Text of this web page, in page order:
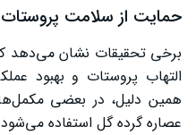
حمایت از سلامت پروستات
برخی تحقیقات نشان
التهاب پروستات و بهبود
همین دلیل، در بعضی
عصاره گرده گل استفاده